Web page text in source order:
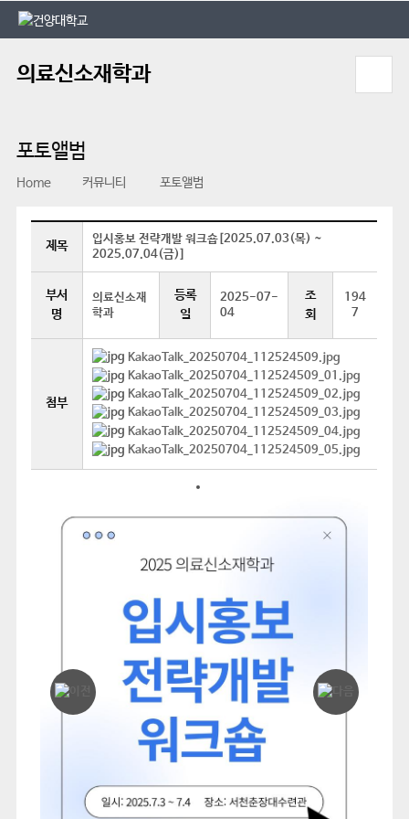
본문 바로가기
대메뉴 바로가기
의료신소재학과
포토앨범
Home 커뮤니티 포토앨범
제목
입시홍보 전략개발 워크숍[2025.07.03(목) ~
2025.07.04(금)]
부서
명
의료신소재
학과
등록
일
2025-07-
04
조
회
194
7
첨부
KakaoTalk_20250704_112524509.jpg
KakaoTalk_20250704_112524509_01.jpg
KakaoTalk_20250704_112524509_02.jpg
KakaoTalk_20250704_112524509_03.jpg
KakaoTalk_20250704_112524509_04.jpg
KakaoTalk_20250704_112524509_05.jpg